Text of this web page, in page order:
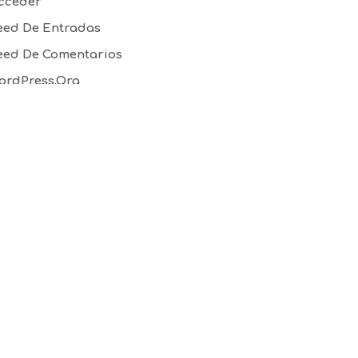
De Entradas
De Comentarios